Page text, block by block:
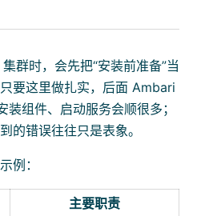
群时，会先把“安装前准备”当
要这里做扎实，后面 Ambari
组件、启动服务会顺很多；
的错误往往只是表象。
例：
主要职责